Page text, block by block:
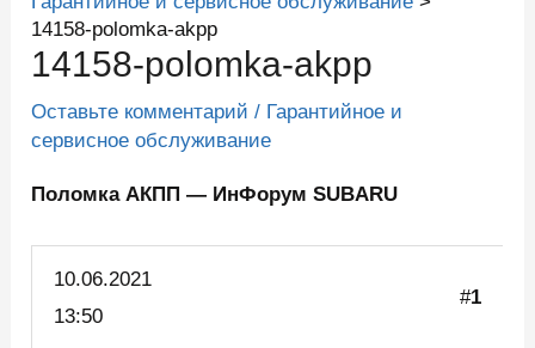
14158-polomka-akpp
14158-polomka-akpp
Оставьте комментарий / Гарантийное и
сервисное обслуживание
Поломка АКПП — ИнФорум SUBARU
10.06.2021
13:50
#1